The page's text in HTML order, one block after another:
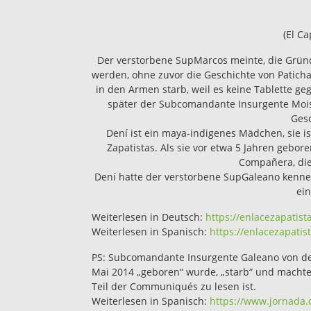
(El
Der verstorbene SupMarcos meinte, die
werden, ohne zuvor die Geschichte von
in den Armen starb, weil es keine Tablette
später der Subcomandante Insurgente
Dení ist ein maya-indigenes Mädchen, sie
Zapatistas. Als sie vor etwa 5 Jahren
Compañera,
Dení hatte der verstorbene SupGaleano
Weiterlesen in Deutsch: https://
Weiterlesen in Spanisch: https://
PS: Subcomandante Insurgente Galeano von
Mai 2014 „geboren“ wurde, „starb“ und
Teil der Communiqués zu lesen ist.
Weiterlesen in Spanisch: https://